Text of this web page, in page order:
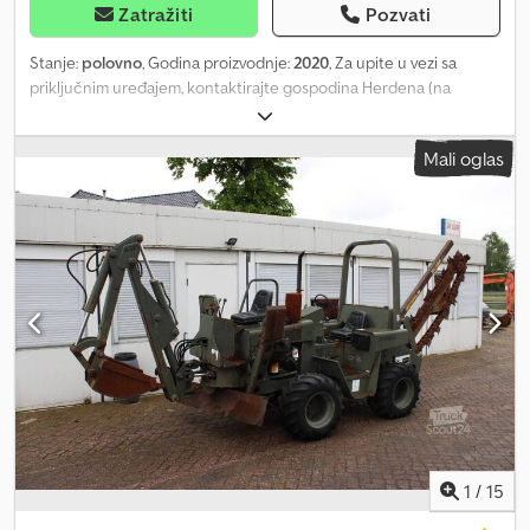
Zatražiti Pozvati
Stanje: polovno, Godina proizvodnje: 2020, Za upite u vezi sa
priključnim uređajem, kontaktirajte gospodina Herdena (na
telefonu: rado će vam pomoći). KEMROC EXR 60 HD površinska
freza / freza za asfalt / freza / uključujući MS10 adapter ploču /
godina proizvodnje: 2020 / na lageru i odmah dostupna Cena:
23.890,00 € neto / 28.429,10 € bruto Širina frezovanja: 600 mm
Dubina frezovanja, podesiva: 0 – 190 mm Preporučena brzina
rotacije: 70 – 95 o/min Preporučena količina ulja pri 100 bara: 150 –
200 l/min Dksdpsznrumofx Aqror Min. količina ulja: 150 l/min Maks.
količina ulja: 210 l/min Maks. hidraulični radni pritisak: 380 bara
Obrtni moment pri 350 bara: 9.300 Nm Snaga sečenja pri 350 bara:
28 kN Radna težina: 1.400 kg Broj dleta: 69 komada Preporučena
težina bagera: 15 - 23 tone Nominalna snaga: 80 kW Oprema: -
uključujući MS10 adapter ploču - uključujući rezervna dleta -
uključujući hidraulične crijeva (pogledajte fotografije) -
uključujući transportnu platformu Na lageru imamo veliki broj
adapter ploča (MS01 / MS03 / MS08 / CW05 / CW10 / CW20 / OQ65
/ OQ70/55 / itd...) i one su odmah dostupne. Na našem lageru
imamo veoma širok izbor različitih priključnih uređaja, koji su
Mali oglas
1 / 15